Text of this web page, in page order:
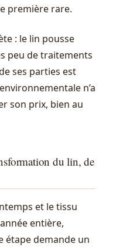
première rare.
: le lin pousse
peu de traitements
ses parties est
n’a
son prix, bien au
du lin, de
et le tissu
entière,
étape demande un